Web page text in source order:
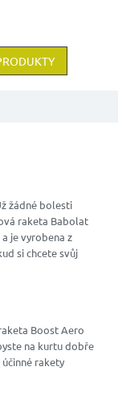
žádné bolesti
raketa Babolat
je vyrobena z
si chcete svůj
Boost Aero
na kurtu dobře
rakety